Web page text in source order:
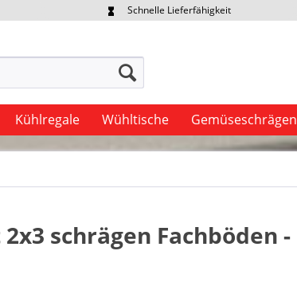
Schnelle Lieferfähigkeit
Kühlregale Wühltische Gemüseschrägen
schrägen Fachböden -